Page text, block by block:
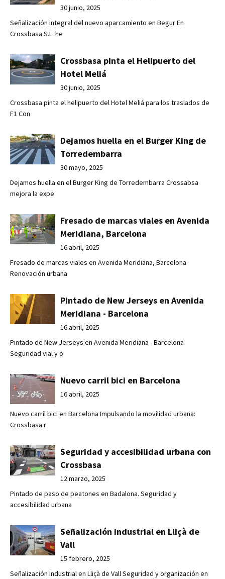
30 junio, 2025
Señalización integral del nuevo aparcamiento en Begur En
Crossbasa S.L. he
Crossbasa pinta el Helipuerto del
Hotel Meliá
30 junio, 2025
Crossbasa pinta el helipuerto del Hotel Meliá para los traslados de
F1 Con
Dejamos huella en el Burger King de
Torredembarra
30 mayo, 2025
Dejamos huella en el Burger King de Torredembarra Crossabsa
mejora la expe
Fresado de marcas viales en Avenida
Meridiana, Barcelona
16 abril, 2025
Fresado de marcas viales en Avenida Meridiana, Barcelona
Renovación urbana
Pintado de New Jerseys en Avenida
Meridiana - Barcelona
16 abril, 2025
Pintado de New Jerseys en Avenida Meridiana - Barcelona
Seguridad vial y o
Nuevo carril bici en Barcelona
16 abril, 2025
Nuevo carril bici en Barcelona Impulsando la movilidad urbana:
Crossbasa r
Seguridad y accesibilidad urbana con
Crossbasa
12 marzo, 2025
Pintado de paso de peatones en Badalona. Seguridad y
accesibilidad urbana
Señalización industrial en Lliçà de
Vall
15 febrero, 2025
Señalización industrial en Lliçà de Vall Seguridad y organización en